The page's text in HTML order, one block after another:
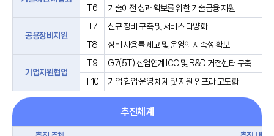
T6 기술이전 성과 확보를 위한 기술금융 지원
공용장비지원
T7 신규 장비 구축 및 서비스 다양화
T8 장비 사용률 제고 및 운영의 지속성 확보
기업지원협업
T9 G7(5T) 산업연계 ICC 및 R&D 거점센터 구축
T10 기업 협업·운영 체계 및 지원 인프라 고도화
추진체계